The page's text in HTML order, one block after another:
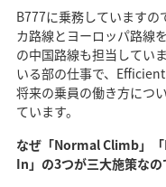
B777に乗務していますの
カ路線とヨーロッパ路線
の中国路線も担当してい
いる部の仕事で、
将来の乗員の働き方につ
ています。
なぜ「Normal Climb」
In」の3つが三大施策なの